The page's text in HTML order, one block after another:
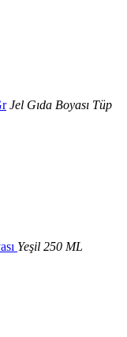
Jel Gıda Boyası Tüp
Yeşil 250 ML